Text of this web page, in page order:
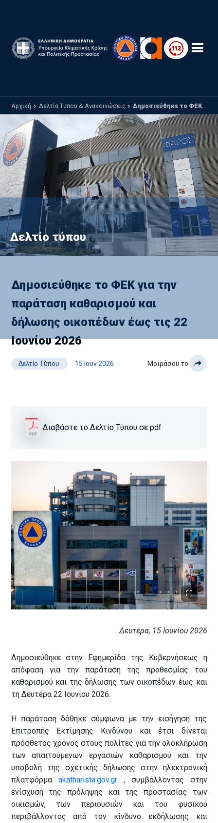
Αρχική Δελτία Τύπου & Ανακοινώσεις Δημοσιεύθηκε το ΦΕΚ για την παράταση καθαρισμού και δήλωσης οικοπέδων έως τις 22 Ιουνίου 2026
Δελτίο τύπου
Δημοσιεύθηκε το ΦΕΚ για την
παράταση καθαρισμού και
δήλωσης οικοπέδων έως τις 22
Ιουνίου 2026
Δελτίο Τύπου 15 Ιουν 2026 Μοιράσου το
Διαβάστε το Δελτίο Τύπου σε pdf
Δευτέρα, 15 Ιουνίου 2026
Δημοσιεύθηκε στην Εφημερίδα της Κυβερνήσεως η
απόφαση για την παράταση της προθεσμίας του
καθαρισμού και της δήλωσης των οικοπέδων έως και
τη Δευτέρα 22 Ιουνίου 2026.
Η παράταση δόθηκε σύμφωνα με την εισήγηση της
Επιτροπής Εκτίμησης Κινδύνου και έτσι δίνεται
πρόσθετος χρόνος στους πολίτες για την ολοκλήρωση
των απαιτούμενων εργασιών καθαρισμού και την
υποβολή της σχετικής δήλωσης στην ηλεκτρονική
πλατφόρμα akatharista.gov.gr, συμβάλλοντας στην
ενίσχυση της πρόληψης και της προστασίας των
οικισμών, των περιουσιών και του φυσικού
περιβάλλοντος από τον κίνδυνο εκδήλωσης και